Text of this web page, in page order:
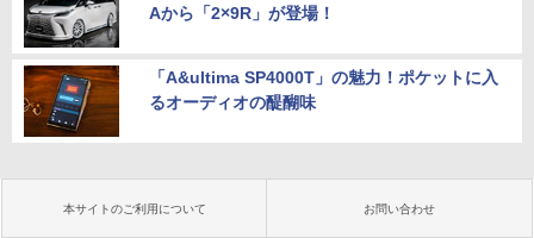
Aから「2×9R」が登場！
「A&ultima SP4000T」の魅力！ポケットに入
るオーディオの醍醐味
本サイトのご利用について お問い合わせ